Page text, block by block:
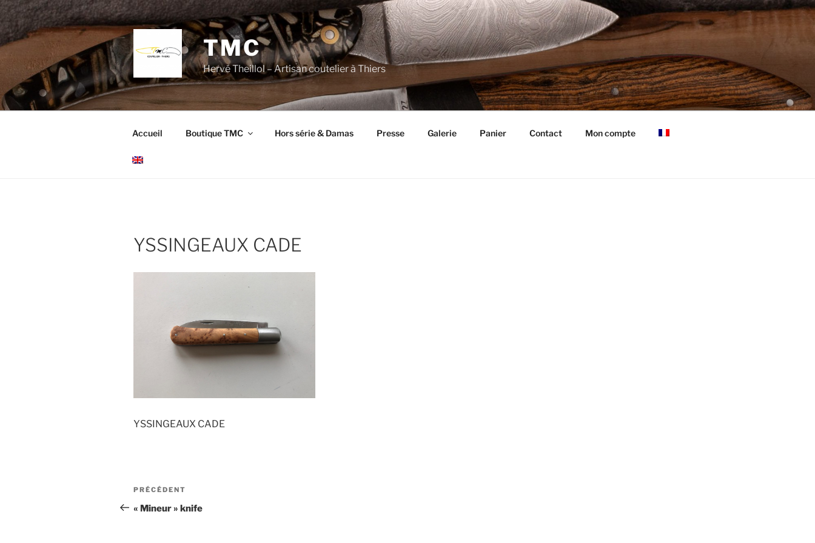
Aller
au
contenu
principal
TMC
Hervé Theillol – Artisan coutelier à Thiers
Accueil Boutique TMC Hors série & Damas Presse Galerie Panier Contact Mon compte
YSSINGEAUX CADE
YSSINGEAUX CADE
Navigation
de
Article
précédent
PRÉCÉDENT
« Mineur » knife